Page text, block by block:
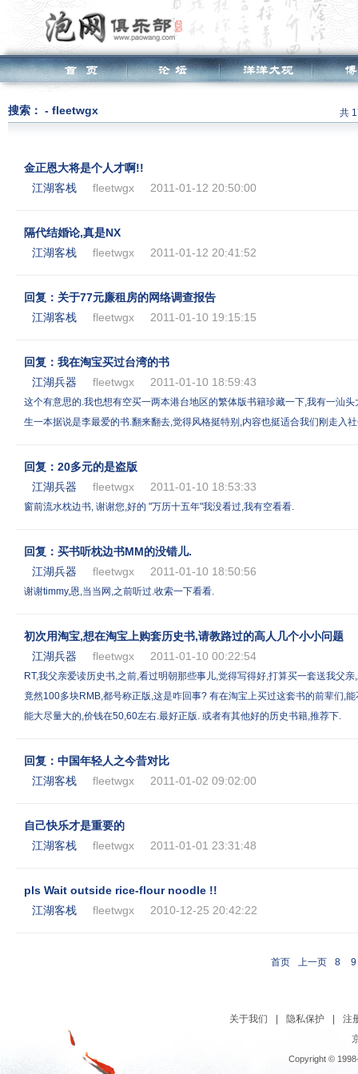
搜索： - fleetwgx 共
金正恩大将是个人才啊!!
江湖客栈
fleetwgx 2011-01-12 20:50:00
隔代结婚论,真是NX
江湖客栈
fleetwgx 2011-01-12 20:41:52
回复：关于77元廉租房的网络调查报告
江湖客栈
fleetwgx 2011-01-10 19:15:15
回复：我在淘宝买过台湾的书
江湖兵器
fleetwgx 2011-01-10 18:59:43
这个有意思的.我也想有空买一两本港台地区的繁体版书籍珍藏一下,我有一汕
生一本据说是李最爱的书.翻来翻去,觉得风格挺特别,内容也挺适合我们刚走入
回复：20多元的是盗版
江湖兵器
fleetwgx 2011-01-10 18:53:33
窗前流水枕边书, 谢谢您,好的 "万历十五年"我没看过,我有空看看.
回复：买书听枕边书MM的没错儿.
江湖兵器
fleetwgx 2011-01-10 18:50:56
谢谢timmy,恩,当当网,之前听过.收索一下看看.
初次用淘宝,想在淘宝上购套历史书,请教路过的高人几个小小问题
江湖兵器
fleetwgx 2011-01-10 00:22:54
RT,我父亲爱读历史书,之前,看过明朝那些事儿,觉得写得好,打算买一套送我父
竟然100多块RMB,都号称正版,这是咋回事? 有在淘宝上买过这套书的前辈们,
能大尽量大的,价钱在50,60左右.最好正版. 或者有其他好的历史书籍,推荐下.
回复：中国年轻人之今昔对比
江湖客栈
fleetwgx 2011-01-02 09:02:00
自己快乐才是重要的
江湖客栈
fleetwgx 2011-01-01 23:31:48
pls Wait outside rice-flour noodle !!
江湖客栈
fleetwgx 2010-12-25 20:42:22
首页 上一页 8 9
关于我们 隐私保护
注
Copyright ©